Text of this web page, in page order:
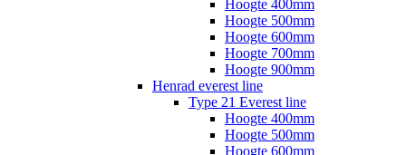
Hoogte 400mm
Hoogte 500mm
Hoogte 600mm
Hoogte 700mm
Hoogte 900mm
Henrad everest line
Type 21 Everest line
Hoogte 400mm
Hoogte 500mm
Hoogte 600mm